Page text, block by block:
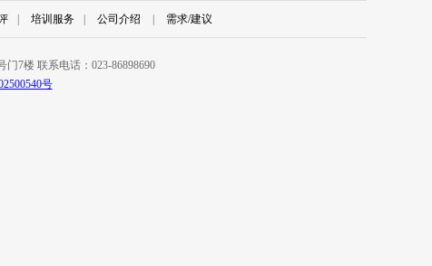
培训服务 公司介绍 需求/建议
7楼 联系电话：023-86898690
号